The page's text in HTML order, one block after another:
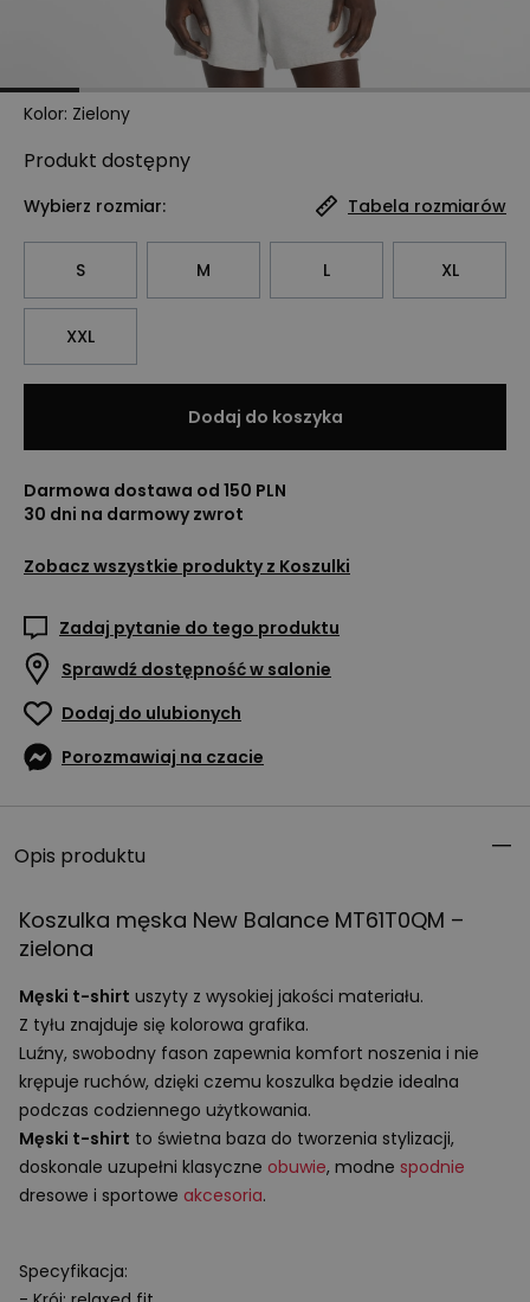
Kolor: Zielony
Produkt dostępny
Wybierz rozmiar: Tabela rozmiarów
S M L XL
XXL
Dodaj do koszyka
Darmowa dostawa od 150 PLN
30 dni na darmowy zwrot
Zobacz wszystkie produkty z Koszulki
Zadaj pytanie do tego produktu
Sprawdź dostępność w salonie
Dodaj do ulubionych
Porozmawiaj na czacie
Opis produktu
Koszulka męska New Balance MT61T0QM –
zielona
Męski t-shirt uszyty z wysokiej jakości materiału.
Z tyłu znajduje się kolorowa grafika.
Luźny, swobodny fason zapewnia komfort noszenia i nie
krępuje ruchów, dzięki czemu koszulka będzie idealna
podczas codziennego użytkowania.
Męski t-shirt to świetna baza do tworzenia stylizacji,
doskonale uzupełni klasyczne obuwie, modne spodnie
dresowe i sportowe akcesoria.
Specyfikacja: